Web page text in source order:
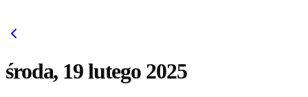
środa, 19 lutego 2025